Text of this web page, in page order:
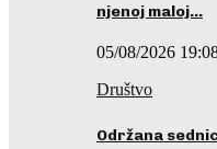
njenoj maloj…
05/08/2026
Društvo
Održana